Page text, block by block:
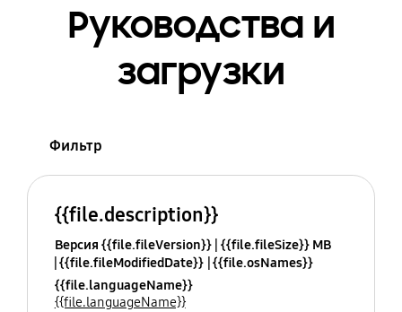
Руководства и
загрузки
Фильтр
{{file.description}}
Версия {{file.fileVersion}} {{file.fileSize}} MB
{{file.fileModifiedDate}} {{file.osNames}}
{{file.languageName}}
{{file.languageName}}